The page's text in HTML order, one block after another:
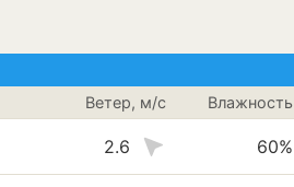
Ветер, м/с Влажность
2.6 60%